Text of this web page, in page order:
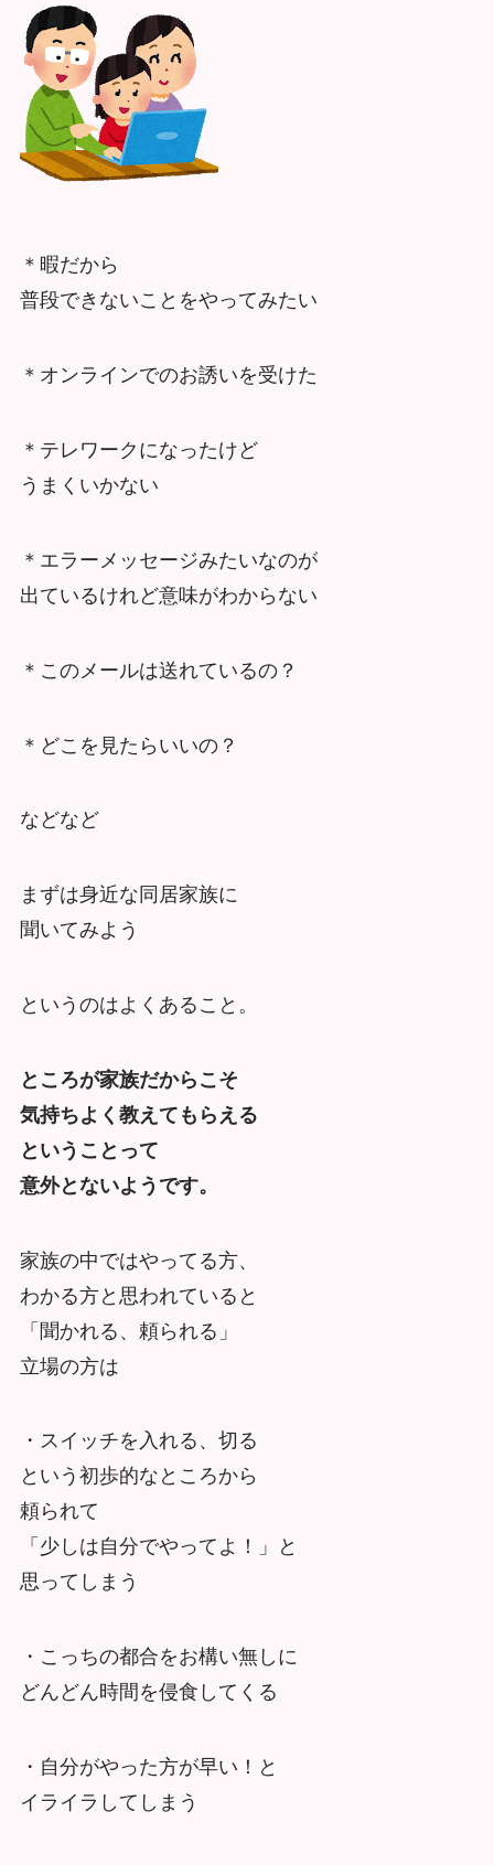
＊暇だから
普段できないことをやってみたい
＊オンラインでのお誘いを受けた
＊テレワークになったけど
うまくいかない
＊エラーメッセージみたいなのが
出ているけれど意味がわからない
＊このメールは送れているの？
＊どこを見たらいいの？
などなど
まずは身近な同居家族に
聞いてみよう
というのはよくあること。
ところが家族だからこそ
気持ちよく教えてもらえる
ということって
意外とないようです。
家族の中ではやってる方、
わかる方と思われていると
「聞かれる、頼られる」
立場の方は
・スイッチを入れる、切る
という初歩的なところから
頼られて
「少しは自分でやってよ！」と
思ってしまう
・こっちの都合をお構い無しに
どんどん時間を侵食してくる
・自分がやった方が早い！と
イライラしてしまう